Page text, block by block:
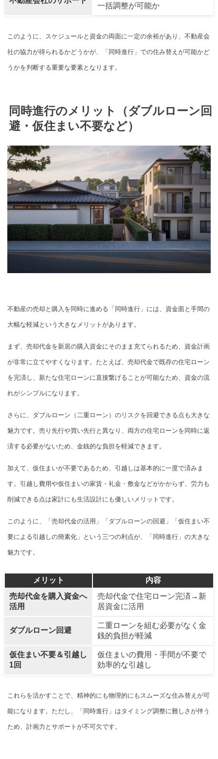
一括調整が可能か
このように、スケジュールと資金の両面に一定の余裕があり、不動産会
社の協力が得られるかどうかが、「同時進行」での住み替えが可能かど
うかを判断する重要な要素となります。
同時進行のメリット（ダブルローン回
避・仮住まい不要など）
不動産の売却と購入を同時に進める「同時進行」には、資金面と手間の
大幅な軽減という大きなメリットがあります。
まず、売却代金を新居の購入資金にそのまま充てられるため、資金計画
が非常に立てやすくなります。たとえば、売却代金で既存の住宅ローン
を完済し、新たな住宅ローンに直接繋げることが可能なため、資金の流
れがシンプルになります。
さらに、ダブルローン（二重ローン）のリスクを回避できる点も大きな
魅力です。売り先行や買い先行と異なり、両方の住宅ローンを同時に返
済する必要がないため、金銭的な負担を軽減できます。
加えて、仮住まいが不要であるため、引越しは基本的に一度で済みま
す。引越し費用や仮住まいの家賃・礼金・敷金などがかからず、労力も
削減できる点は家計にも生活設計にも優しいメリットです。
このように、「売却代金の活用」「ダブルローンの回避」「仮住まい不
要による引越しの簡素化」という三つの利点が、「同時進行」の大きな
魅力です。
メリット
内容
売却代金を購入資金へ
活用
売却代金で住宅ローン完済→新
居資金に活用
ダブルローン回避
二重ローンを組む必要がなく金
銭的負担が軽減
仮住まい不要＆引越し
1回
仮住まいの費用・手間が不要で
効率的な引越し
これらを活かすことで、精神的にも物理的にもスムーズな住み替えが可
能になります。ただし、「同時進行」はタイミング調整に難しさが伴う
ため、計画力とサポートが不可欠です。